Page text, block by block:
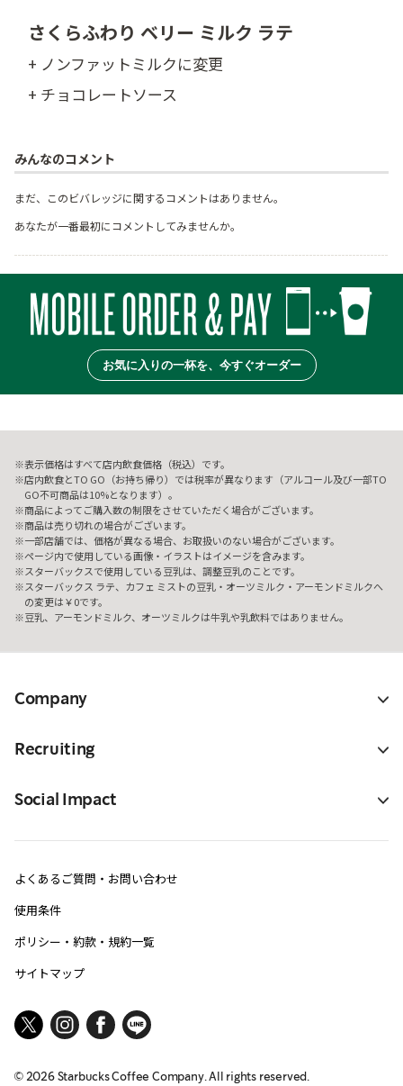
さくらふわり ベリー ミルク ラテ
+ ノンファットミルクに変更
+ チョコレートソース
みんなのコメント
まだ、このビバレッジに関するコメントはありません。
あなたが一番最初にコメントしてみませんか。
お気に入りの一杯を、今すぐオーダー
表示価格はすべて店内飲食価格（税込）です。
店内飲食とTO GO（お持ち帰り）では税率が異なります（アルコール及び一部TO
GO不可商品は10%となります）。
商品によってご購入数の制限をさせていただく場合がございます。
商品は売り切れの場合がございます。
一部店舗では、価格が異なる場合、お取扱いのない場合がございます。
ページ内で使用している画像・イラストはイメージを含みます。
スターバックスで使用している豆乳は、調整豆乳のことです。
スターバックス ラテ、カフェ ミストの豆乳・オーツミルク・アーモンドミルクへ
の変更は￥0です。
豆乳、アーモンドミルク、オーツミルクは牛乳や乳飲料ではありません。
Company
Recruiting
Social Impact
よくあるご質問・お問い合わせ
使用条件
ポリシー・約款・規約一覧
サイトマップ
© 2026Starbucks Coffee Company. All rights reserved.